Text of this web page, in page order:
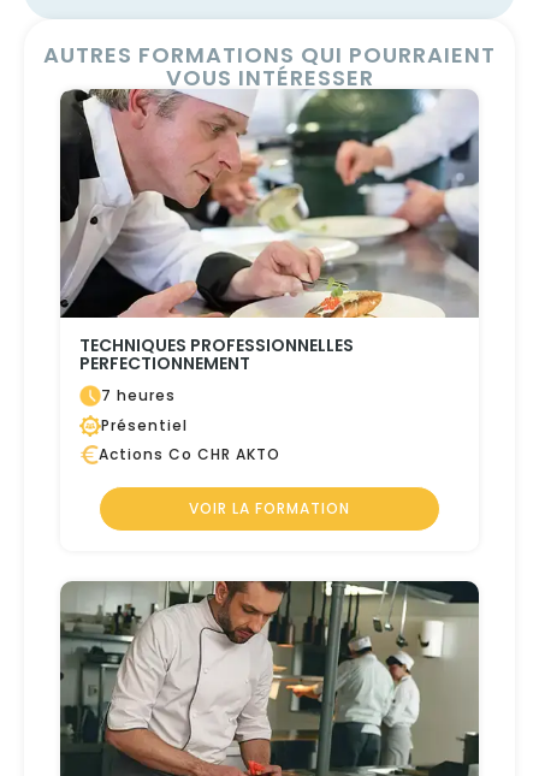
AUTRES FORMATIONS QUI POURRAIENT
VOUS INTÉRESSER
TECHNIQUES PROFESSIONNELLES
PERFECTIONNEMENT
7 heures
Présentiel
Actions Co CHR AKTO
VOIR LA FORMATION